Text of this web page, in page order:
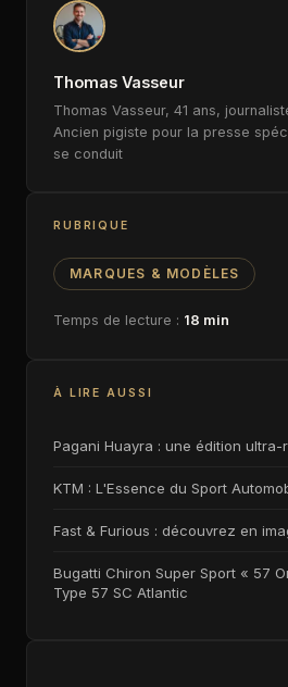
Thomas Vasseur
Thomas Vasseur, 41 ans,
Ancien pigiste pour la presse
se conduit
RUBRIQUE
MARQUES & MODÈLES
Temps de lecture : 18 min
À LIRE AUSSI
Pagani Huayra : une édition
KTM : L'Essence du Sport
Fast & Furious : découvrez en
Bugatti Chiron Super Sport « 57
Type 57 SC Atlantic